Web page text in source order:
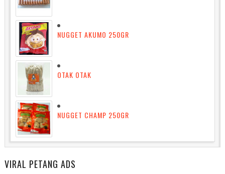
NUGGET AKUMO 250GR
OTAK OTAK
NUGGET CHAMP 250GR
VIRAL PETANG ADS